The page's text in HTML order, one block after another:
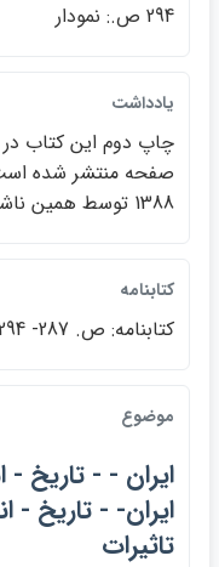
294 ص.: نمودار
يادداشت
صفحه منتشر شده
1388 توسط همين ناشر با 302 صفحه منتشر شده است
كتابنامه
كتابنامه: ص. 287- 294 و همچنين به صورت زيرنويس.
موضوع
تاثيرات